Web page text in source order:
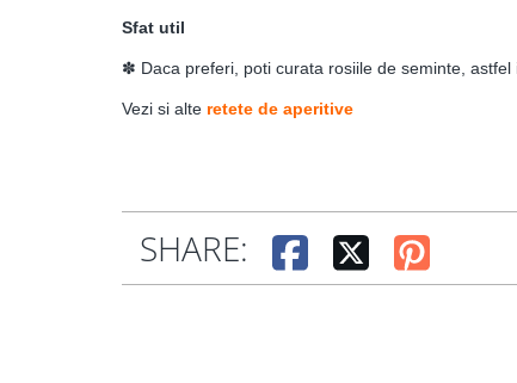
Sfat util
✽ Daca preferi, poti curata rosiile de seminte, astfel
Vezi si alte retete de aperitive
SHARE: